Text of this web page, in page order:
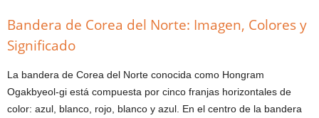
Bandera de Corea del Norte: Imagen, Colores y
Significado
La bandera de Corea del Norte conocida como Hongram
Ogakbyeol-gi está compuesta por cinco franjas horizontales de
color: azul, blanco, rojo, blanco y azul. En el centro de la bandera